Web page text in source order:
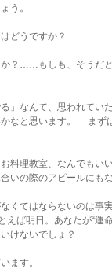
う。
どうですか？
？……もしも、そうだ
なんて、思われてい
なと思います。 まず
料理教室、なんでもい
いの際のアピールにもな
くてはならないのは事
ば明日。あなたが“運
けないでしょ？
ます。